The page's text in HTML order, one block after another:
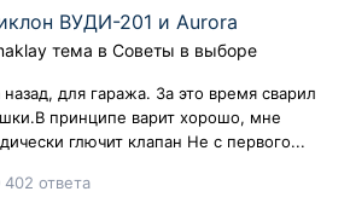
ВУДИ-201 и Aurora
тема в Советы в выборе
для гаража. За это время сварил
принципе варит хорошо, мне
глючит клапан Не с первого...
402 ответа